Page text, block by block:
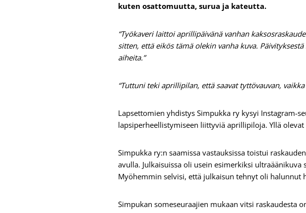
kuten osattomuutta, surua ja kateutta.
“Työkaveri laittoi aprillipäivänä vanhan
sitten, että eikös tämä olekin vanha kuva.
aiheita.”
“Tuttuni teki aprillipilan, että saavat tyttövauvan,
Lapsettomien yhdistys Simpukka ry kysyi Instagram-
lapsiperheellistymiseen liittyviä aprillipiloja. Yllä
Simpukka ry:n saamissa vastauksissa toistui
avulla. Julkaisuissa oli usein esimerkiksi
Myöhemmin selvisi, että julkaisun tehnyt oli halunnut
Simpukan someseuraajien mukaan vitsi raskaudesta